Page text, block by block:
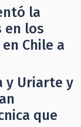
la
en los
Chile a
y Uriarte y
que